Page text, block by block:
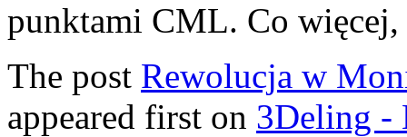
punktami CML. Co
The post Rewolucja w
appeared first on 3Deling -